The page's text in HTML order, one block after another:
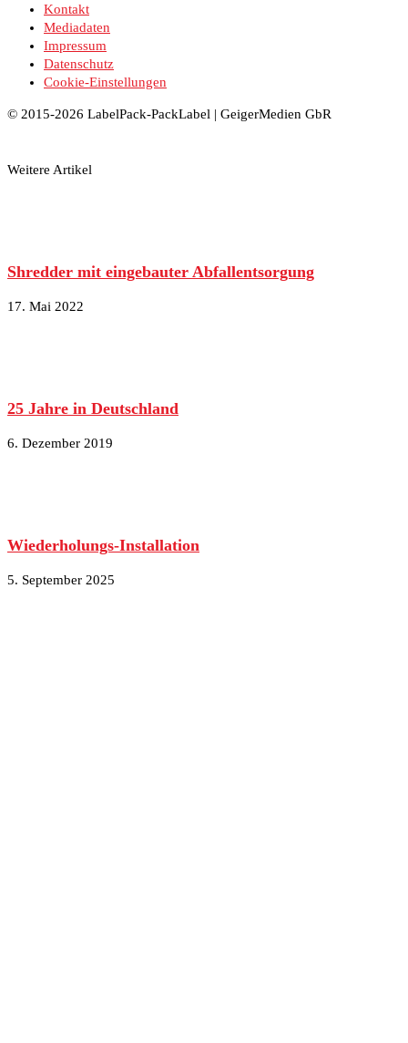
Kontakt
Mediadaten
Impressum
Datenschutz
Cookie-Einstellungen
© 2015-2026 LabelPack-PackLabel | GeigerMedien GbR
Weitere Artikel
Shredder mit eingebauter Abfallentsorgung
17. Mai 2022
25 Jahre in Deutschland
6. Dezember 2019
Wiederholungs-Installation
5. September 2025